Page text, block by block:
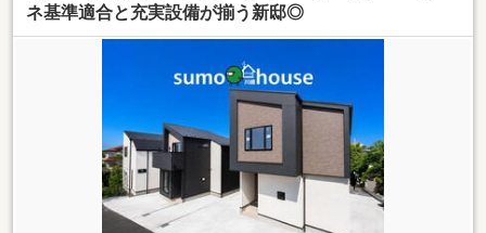
ネ基準適合と充実設備が揃う新邸◎